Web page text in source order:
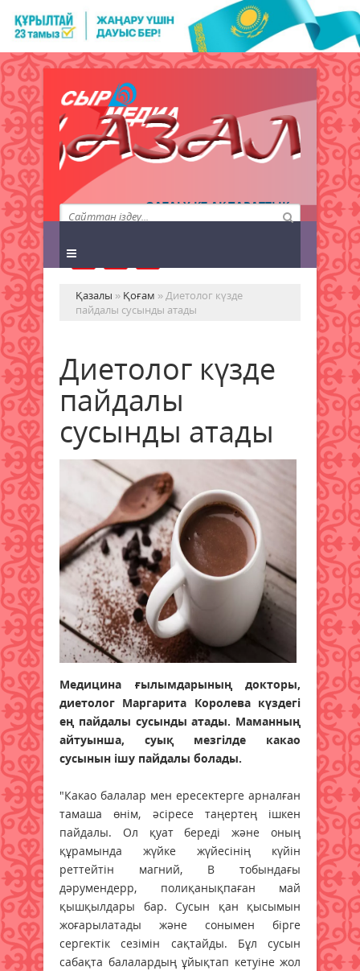
QAZALY.KZ АҚПАРАТТЫҚ
АГЕНТТІГІ
Қазалы » Қоғам » Диетолог күзде
пайдалы сусынды атады
Диетолог күзде
пайдалы
сусынды атады
Медицина ғылымдарының докторы,
диетолог Маргарита Королева күздегі
ең пайдалы сусынды атады. Маманның
айтуынша, суық мезгілде какао
сусынын ішу пайдалы болады.
"Какао балалар мен ересектерге арналған
тамаша өнім, әсіресе таңертең ішкен
пайдалы. Ол қуат береді және оның
құрамында жүйке жүйесінің күйін
реттейтін магний, В тобындағы
дәрумендерр, полиқанықпаған май
қышқылдары бар. Сусын қан қысымын
жоғарылатады және сонымен бірге
сергектік сезімін сақтайды. Бұл сусын
сабақта балалардың ұйықтап кетуіне жол